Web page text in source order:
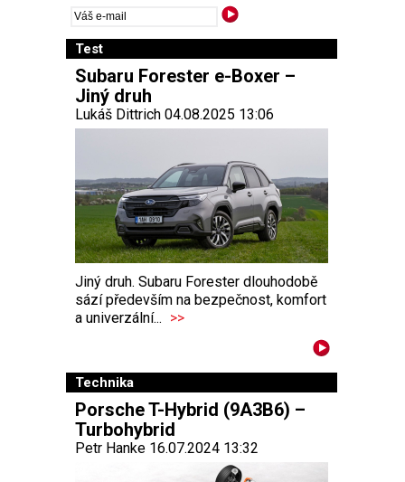
Test
Subaru Forester e-Boxer –
Jiný druh
Lukáš Dittrich 04.08.2025 13:06
Jiný druh. Subaru Forester dlouhodobě
sází především na bezpečnost, komfort
a univerzální... >>
Technika
Porsche T-Hybrid (9A3B6) –
Turbohybrid
Petr Hanke 16.07.2024 13:32